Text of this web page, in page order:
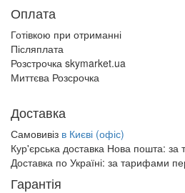
Оплата
Готівкою при отриманні
Післяплата
Розстрочка skymarket.ua
Миттєва Розсрочка
Доставка
Самовивіз в Києві (офіс)
Кур'єрська доставка Нова пошта: за
Доставка по Україні: за тарифами
Гарантія